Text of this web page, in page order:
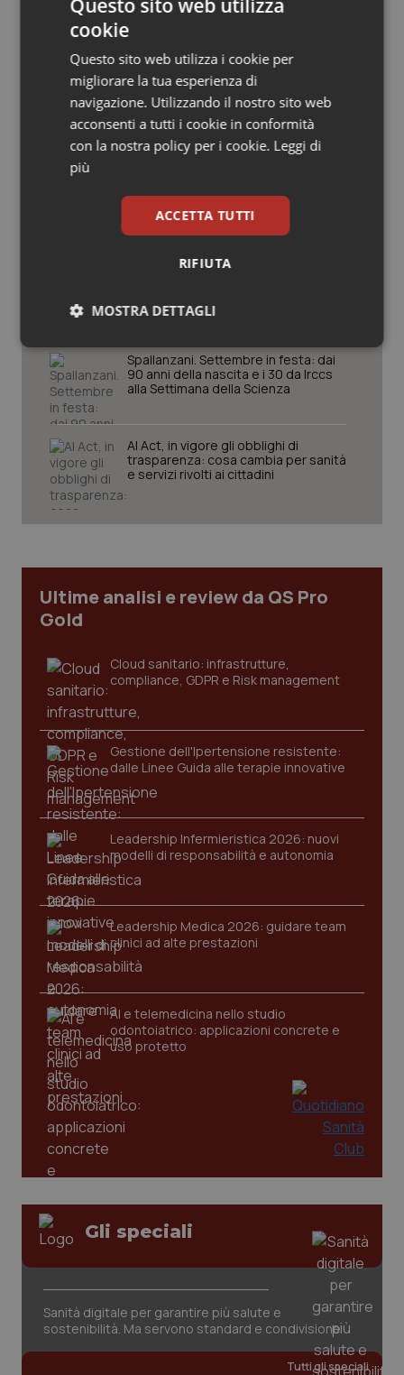
Salute orale & impianti
Sangue & coagulazione
Tiroide
Tumore al seno
Tumore ovarico
Tumori del Polmone & Testa Collo
Tumori gastrointestinali
Ulcera & Reflusso
Vaccini
Potrebbe interessarti in
Cronache
dell’ondata: il 7 agosto restano 26
città da bollino rosso, l’8 scendono a
21
Consip, al via la prima gara dedicata
quadro da 48 milioni per tecnologie e
Breast Unit
Spallanzani. Settembre in festa: dai
90 anni della nascita e i 30 da Irccs
alla Settimana della Scienza
AI Act, in vigore gli obblighi di
trasparenza: cosa cambia per sanità
e servizi rivolti ai cittadini
Ultime analisi e review da QS Pro
Gold
Cloud sanitario: infrastrutture,
compliance, GDPR e Risk management
Gestione dell'Ipertensione resistente:
dalle Linee Guida alle terapie innovative
Leadership Infermieristica 2026: nuovi
modelli di responsabilità e autonomia
Leadership Medica 2026: guidare team
clinici ad alte prestazioni
AI e telemedicina nello studio
odontoiatrico: applicazioni concrete e
uso protetto
Gli speciali
Sanità digitale per garantire più salute e
sostenibilità. Ma servono standard e condivisione
Tutti gli speciali
Questo sito web utilizza
cookie
Questo sito web utilizza i cookie per
migliorare la tua esperienza di
navigazione. Utilizzando il nostro sito web
acconsenti a tutti i cookie in conformità
con la nostra policy per i cookie. Leggi di
più
ACCETTA TUTTI
RIFIUTA
MOSTRA DETTAGLI
Necessari Statistici Marketing
Necessari Statistici Marketing
sito web abilitandone funzionalità di base quali la
funzionare correttamente senza questi cookie.
Nome
Fornitore/Dominio
www.quotidianosanita.it
tracking-sites-ironfish-
tracking-enable
www.quotidianosanita.it
tracking-sites-ironfish-
www.quotidianosanita.it
2
.quotidianosanita.it
mese